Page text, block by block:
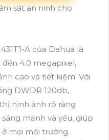
sát an ninh cho
A của Dahua là
đến 4.0 megapixel,
cao và tiết kiệm. Với
DWDR 120db,
hình ảnh rõ ràng
mạnh và yếu, giúp
mọi môi trường.